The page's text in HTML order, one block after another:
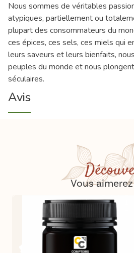
Nous sommes de véritables
atypiques, partiellement ou
plupart des consommateurs du
ces épices, ces sels, ces miels qui
leurs saveurs et leurs bienfaits,
peuples du monde et nous
séculaires.
Avis
Vous